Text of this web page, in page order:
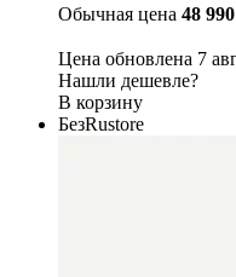
Обычная цена 48
Цена обновлена 7
Нашли дешевле?
В корзину
БезRustore